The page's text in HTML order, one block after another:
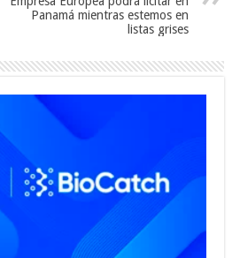
Panamá mientras estemos en
listas grises